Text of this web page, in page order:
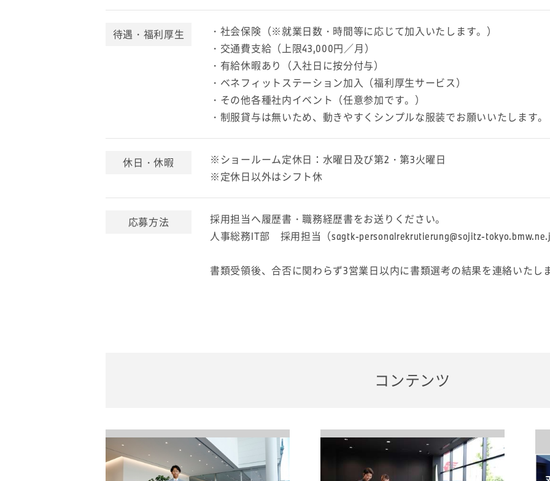
待遇・福利厚生
・社会保険（※就業日数・時間等に応じて加入いたします。）
・交通費支給（上限43,000円／月）
・有給休暇あり（入社日に按分付与）
・ベネフィットステーション加入（福利厚生サービス）
・その他各種社内イベント（任意参加です。）
・制服貸与は無いため、動きやすくシンプルな服装でお願いいたします。
休日・休暇
※ショールーム定休日：水曜日及び第2・第3火曜日
※定休日以外はシフト休
応募方法
採用担当へ履歴書・職務経歴書をお送りください。
人事総務IT部 採用担当（sagtk-personalrekrutierung@sojitz-
書類受領後、合否に関わらず3営業日以内に書類選考の結果を連絡いたし
コンテンツ